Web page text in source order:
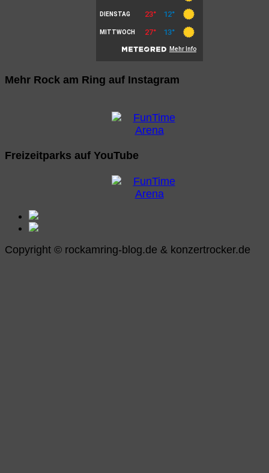
Mehr Rock am Ring auf Instagram
Freizeitparks auf YouTube
Copyright © rockamring-blog.de & konzertrocker.de